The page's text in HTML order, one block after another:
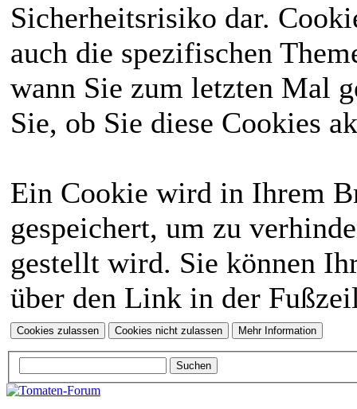
Sicherheitsrisiko dar.
auch die spezifischen
wann Sie zum letzten Mal
Sie, ob Sie diese Cookies
Ein Cookie wird in Ihrem
gespeichert, um zu
gestellt wird. Sie können
über den Link in der